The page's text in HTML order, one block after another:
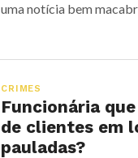
uma notícia bem
CRIMES
Funcionária
de clientes em
pauladas?